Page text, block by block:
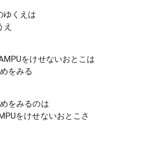
ゆくえは
え
をけせないおとこは
をみる
をみるのは
をけせないおとこさ